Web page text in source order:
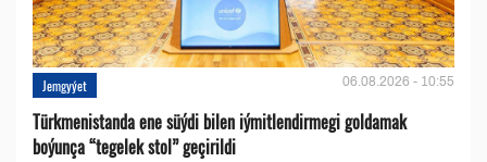
Jemgyýet 06.08.2026 - 10:55
Türkmenistanda ene süýdi bilen iýmitlendirmegi goldamak
boýunça “tegelek stol” geçirildi